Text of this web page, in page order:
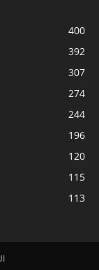
400
392
307
274
244
196
120
115
113